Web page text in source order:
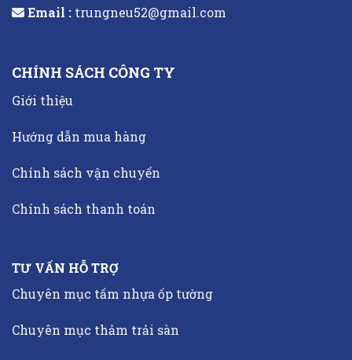
Email : trungneu52@gmail.com
CHÍNH SÁCH CÔNG TY
Giới thiệu
Hướng dẫn mua hàng
Chính sách vận chuyển
Chính sách thanh toán
TƯ VẤN HỖ TRỢ
Chuyên mục tấm nhựa ốp tường
Chuyên mục thảm trải sàn